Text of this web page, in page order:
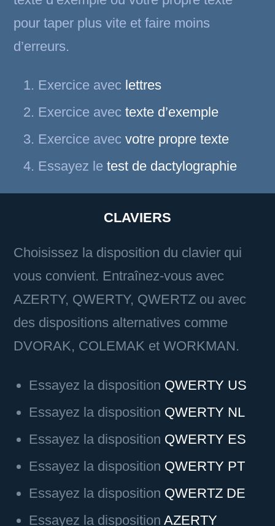
pour taper plus vite et faire moins
d’erreurs.
Exercice avec lettres
Exercice avec texte d’exemple
Exercice avec votre propre texte
Essayez le test de dactylographie
CLAVIERS
Choisissez la disposition du clavier qui
vous convient. Entraînez-vous avec
AZERTY, QWERTY, QWERTZ ou avec
des dispositions alternatives comme
DVORAK, COLEMAK et WORKMAN.
Essayez la disposition QWERTY US
Essayez la disposition QWERTY NL
Essayez la disposition QWERTY ES
Essayez la disposition QWERTY PT
Essayez la disposition QWERTZ DE
Essayez la disposition AZERTY